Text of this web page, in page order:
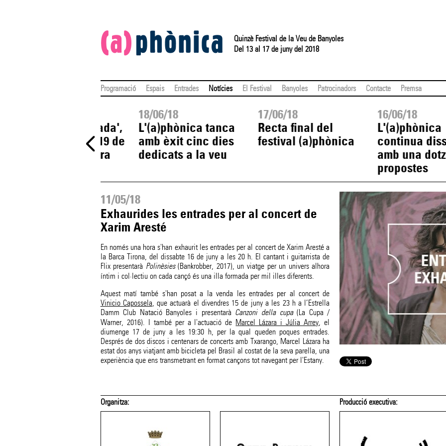
Quinzè Festival de la Veu de Banyoles
Del 13 al 17 de juny del 2018
Programació Espais Entrades Notícies El Festival Banyoles Patrocinadors Contacte Premsa
'Abelló comentada',
aquest dimarts 19 de
juny a Ca La Flora
18/06/18
L'(a)phònica tanca
amb èxit cinc dies
dedicats a la veu
17/06/18
Recta final del
festival (a)phònica
16/06/18
L'(a)phònica
continua
amb una
propostes
11/05/18
Exhaurides les entrades per al concert de
Xarim Aresté
En només una hora s'han exhaurit les entrades per al concert de Xarim Aresté a
la Barca Tirona, del dissabte 16 de juny a les 20 h. El cantant i guitarrista de
Flix presentarà Polinèsies(Bankrobber, 2017), un viatge per un univers alhora
íntim i col·lectiu on cada cançó és una illa formada per mil illes diferents.
Aquest matí també s'han posat a la venda les entrades per al concert de
Vinicio Capossela, que actuarà el divendres 15 de juny a les 23 h a l’Estrella
Damm Club Natació Banyoles i presentarà Canzoni della cupa(La Cupa /
Warner, 2016). I també per a l'actuació de Marcel Lázara i Júlia Arrey, el
diumenge 17 de juny a les 19:30 h, per la qual queden poques entrades.
Després de dos discos i centenars de concerts amb Txarango, Marcel Lázara ha
estat dos anys viatjant amb bicicleta pel Brasil al costat de la seva parella, una
experiència que ens transmetrant en format cançons tot navegant per l'Estany.
Amb el suport de: